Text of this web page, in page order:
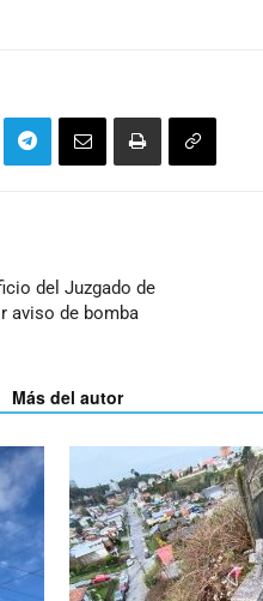
del Juzgado de
aviso de bomba
Más del autor